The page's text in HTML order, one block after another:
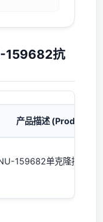
159682抗
产品描述 (Product
159682单克隆抗体（